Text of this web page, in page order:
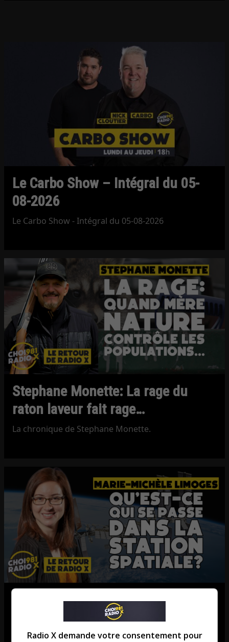
Le Carbo Show – Intégral du 05-
08-2026
Le Carbo Show - Intégral du 05-08-2026
Stephane Monette: La rage du
raton laveur fait rage…
La chronique de Stephane Monette.
Marie-Michèle Limoges: Un
Canadien retourne sur la Station
Spatiale!
Radio X demande votre consentement pour